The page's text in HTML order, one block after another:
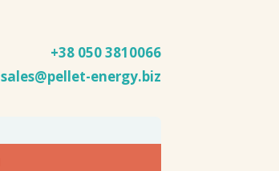
+38 0503810066
sales@pellet-energy.biz